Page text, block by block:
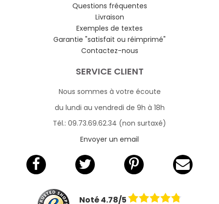
Questions fréquentes
Livraison
Exemples de textes
Garantie "satisfait ou réimprimé"
Contactez-nous
SERVICE CLIENT
Nous sommes à votre écoute
du lundi au vendredi de 9h à 18h
Tél.: 09.73.69.62.34 (non surtaxé)
Envoyer un email
Noté 4.78/5